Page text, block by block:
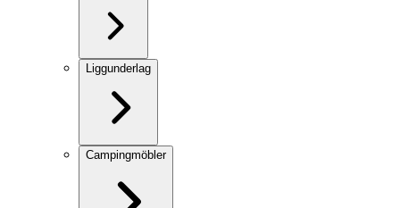
Liggunderlag
Campingmöbler